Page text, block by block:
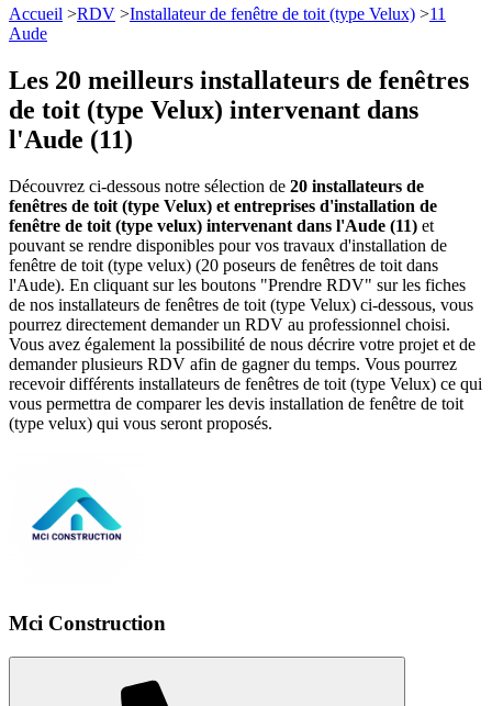
Accueil >RDV >Installateur de fenêtre de toit (type Velux) >11
Aude
Les 20 meilleurs installateurs de fenêtres
de toit (type Velux) intervenant dans
l'Aude (11)
Découvrez ci-dessous notre sélection de 20 installateurs de
fenêtres de toit (type Velux) et entreprises d'installation de
fenêtre de toit (type velux) intervenant dans l'Aude (11) et
pouvant se rendre disponibles pour vos travaux d'installation de
fenêtre de toit (type velux) (20 poseurs de fenêtres de toit dans
l'Aude). En cliquant sur les boutons "Prendre RDV" sur les fiches
de nos installateurs de fenêtres de toit (type Velux) ci-dessous, vous
pourrez directement demander un RDV au professionnel choisi.
Vous avez également la possibilité de nous décrire votre projet et de
demander plusieurs RDV afin de gagner du temps. Vous pourrez
recevoir différents installateurs de fenêtres de toit (type Velux) ce qui
vous permettra de comparer les devis installation de fenêtre de toit
(type velux) qui vous seront proposés.
Mci Construction